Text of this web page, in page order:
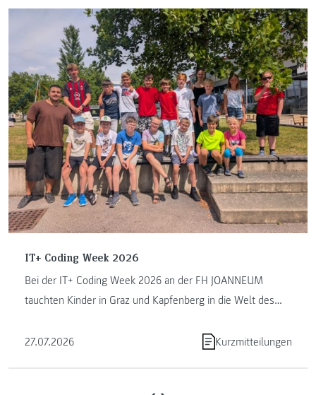
IT+ Coding Week 2026
Bei der IT+ Coding Week 2026 an der FH JOANNEUM
tauchten Kinder in Graz und Kapfenberg in die Welt des
27.07.2026
Kurzmitteilungen